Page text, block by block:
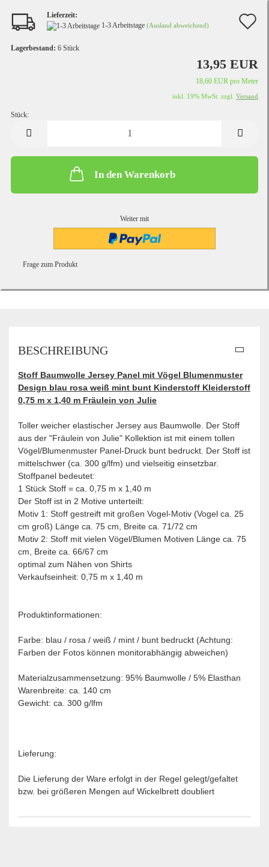
Lieferzeit:
1-3 Arbeitstage (Ausland abweichend)
Lagerbestand: 6 Stück
13,95 EUR
18,60 EUR pro Meter
inkl. 19% MwSt. zzgl. Versand
Stück:
In den Warenkorb
Weiter mit
Frage zum Produkt
BESCHREIBUNG
Stoff Baumwolle Jersey Panel mit Vögel Blumenmuster
Design blau rosa weiß mint bunt Kinderstoff Kleiderstoff
0,75 m x 1,40 m Fräulein von Julie
Toller weicher elastischer Jersey aus Baumwolle. Der Stoff
aus der "Fräulein von Julie" Kollektion ist mit einem tollen
Vögel/Blumenmuster Panel-Druck bunt bedruckt. Der Stoff ist
mittelschwer (ca. 300 g/lfm) und vielseitig einsetzbar.
Stoffpanel bedeutet:
1 Stück Stoff = ca. 0,75 m x 1,40 m
Der Stoff ist in 2 Motive unterteilt:
Motiv 1: Stoff gestreift mit großen Vogel-Motiv (Vogel ca. 25
cm groß) Länge ca. 75 cm, Breite ca. 71/72 cm
Motiv 2: Stoff mit vielen Vögel/Blumen Motiven Länge ca. 75
cm, Breite ca. 66/67 cm
optimal zum Nähen von Shirts
Verkaufseinheit: 0,75 m x 1,40 m
Produktinformationen:
Farbe: blau / rosa / weiß / mint / bunt bedruckt (Achtung:
Farben der Fotos können monitorabhängig abweichen)
Materialzusammensetzung: 95% Baumwolle / 5% Elasthan
Warenbreite: ca. 140 cm
Gewicht: ca. 300 g/lfm
Lieferung:
Die Lieferung der Ware erfolgt in der Regel gelegt/gefaltet
bzw. bei größeren Mengen auf Wickelbrett doubliert